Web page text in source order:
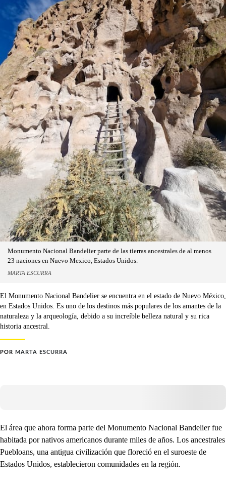
Monumento Nacional Bandelier parte de las tierras ancestrales de al menos
23 naciones en Nuevo Mexico, Estados Unidos.
MARTA ESCURRA
El Monumento Nacional Bandelier se encuentra en el estado de Nuevo México,
en Estados Unidos. Es uno de los destinos más populares de los amantes de la
naturaleza y la arqueología, debido a su increíble belleza natural y su rica
historia ancestral.
POR MARTA ESCURRA
El área que ahora forma parte del Monumento Nacional Bandelier fue
habitada por nativos americanos durante miles de años. Los ancestrales
Puebloans, una antigua civilización que floreció en el suroeste de
Estados Unidos, establecieron comunidades en la región.